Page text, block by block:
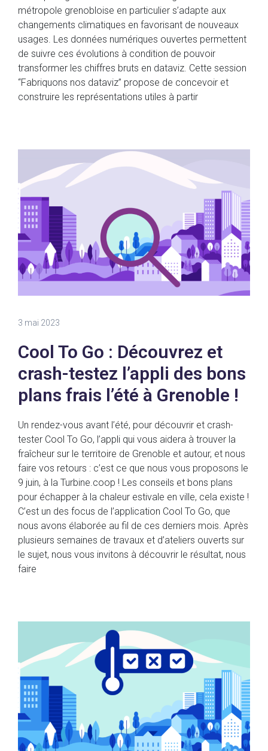
métropole grenobloise en particulier s’adapte aux
changements climatiques en favorisant de nouveaux
usages. Les données numériques ouvertes permettent
de suivre ces évolutions à condition de pouvoir
transformer les chiffres bruts en dataviz. Cette session
“Fabriquons nos dataviz” propose de concevoir et
construire les représentations utiles à partir
3 mai 2023
Cool To Go : Découvrez et
crash-testez l’appli des bons
plans frais l’été à Grenoble !
Un rendez-vous avant l’été, pour découvrir et crash-
tester Cool To Go, l’appli qui vous aidera à trouver la
fraîcheur sur le territoire de Grenoble et autour, et nous
faire vos retours : c’est ce que nous vous proposons le
9 juin, à la Turbine.coop ! Les conseils et bons plans
pour échapper à la chaleur estivale en ville, cela existe !
C’est un des focus de l’application Cool To Go, que
nous avons élaborée au fil de ces derniers mois. Après
plusieurs semaines de travaux et d’ateliers ouverts sur
le sujet, nous vous invitons à découvrir le résultat, nous
faire